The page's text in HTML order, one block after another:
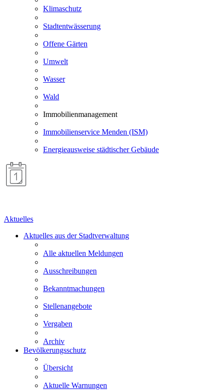
Klimaschutz
Stadtentwässerung
Offene Gärten
Umwelt
Wasser
Wald
Immobilienmanagement
Immobilienservice Menden (ISM)
Energieausweise städtischer Gebäude
Aktuelles
Aktuelles aus der Stadtverwaltung
Alle aktuellen Meldungen
Ausschreibungen
Bekanntmachungen
Stellenangebote
Vergaben
Archiv
Bevölkerungsschutz
Übersicht
Aktuelle Warnungen